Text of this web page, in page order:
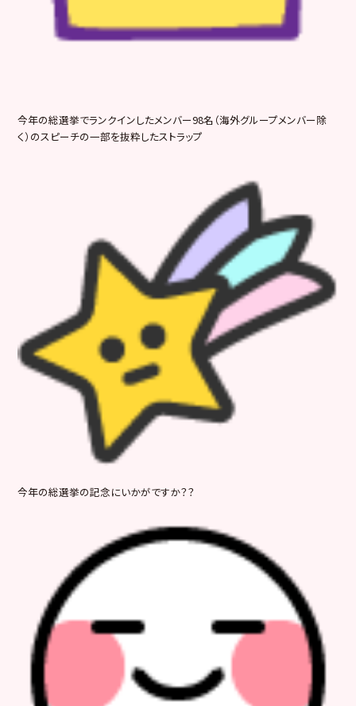
今年の総選挙でランクインしたメンバー98名（海外グループメンバー除
く）のスピーチの一部を抜粋したストラップ
今年の総選挙の記念にいかがですか？？